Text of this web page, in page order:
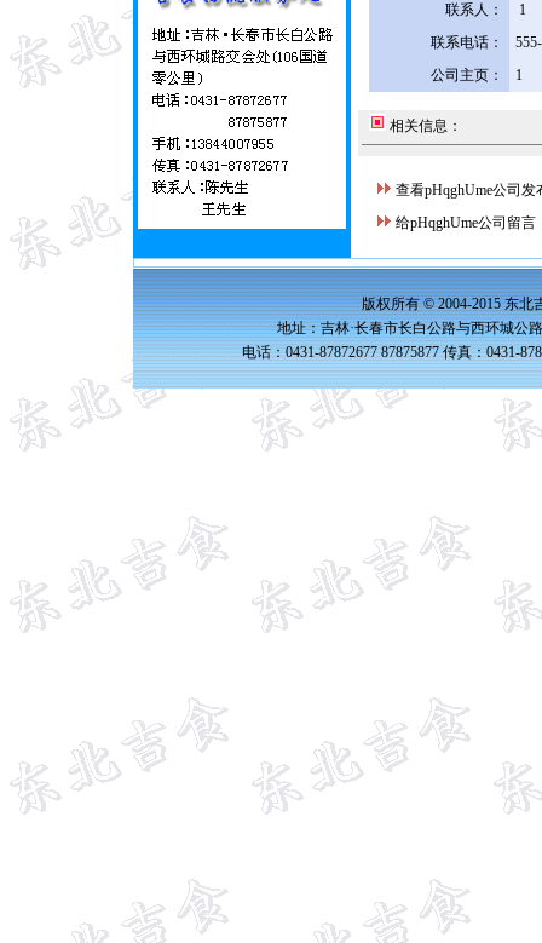
联系人：
1
联系电话：
公司主页：
1
相关信息：
查看pHqghUme公司发
给pHqghUme公司留言
版权所有 © 2004-2015 东北
地址：吉林·长春市长白公路与西环城公
电话：0431-87872677 87875877 传真：0431-